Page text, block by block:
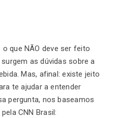
que NÃO deve ser feito
surgem as dúvidas sobre a
Mas, afinal: existe jeito
te ajudar a entender
pergunta, nos baseamos
CNN Brasil: